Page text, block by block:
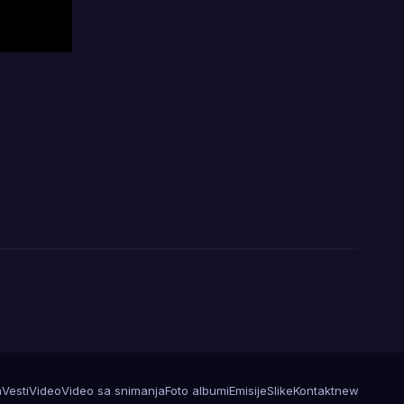
VestiVideoVideo sa snimanjaFoto albumiEmisijeSlikeKontaktnew